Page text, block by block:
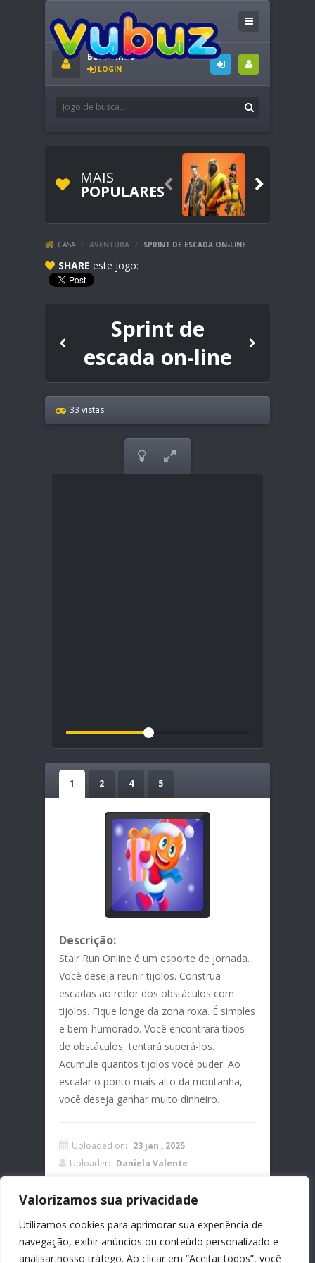
Valorizamos sua privacidade
Utilizamos cookies para aprimorar sua experiência de
navegação, exibir anúncios ou conteúdo personalizado e
analisar nosso tráfego. Ao clicar em “Aceitar todos”, você
Bem-vindo
LOGIN
MAIS
POPULARES 
CASA / AVENTURA / SPRINT DE ESCADA ON-LINE
SHARE este jogo:
Sprint de
escada on-line
33 vistas
 
1 2 4 5
Descrição:
Stair Run Online é um esporte de jornada.
Você deseja reunir tijolos. Construa
escadas ao redor dos obstáculos com
tijolos. Fique longe da zona roxa. É simples
e bem-humorado. Você encontrará tipos
de obstáculos, tentará superá-los.
Acumule quantos tijolos você puder. Ao
escalar o ponto mais alto da montanha,
você deseja ganhar muito dinheiro.
Uploaded on: 23 jan , 2025
Uploader: Daniela Valente
Comments: 0